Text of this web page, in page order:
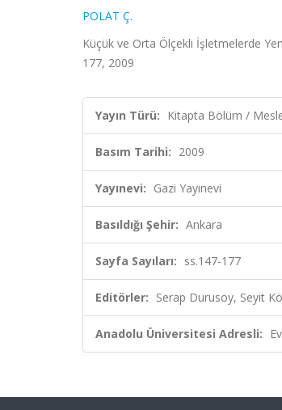
POLAT Ç.
Küçük ve Orta Ölçekli İşletmelerde
177, 2009
Yayın Türü: Kitapta Bölüm /
Basım Tarihi: 2009
Yayınevi: Gazi Yayınevi
Basıldığı Şehir: Ankara
Sayfa Sayıları: ss.147-177
Editörler: Serap Durusoy, Seyit
Anadolu Üniversitesi Adresli: